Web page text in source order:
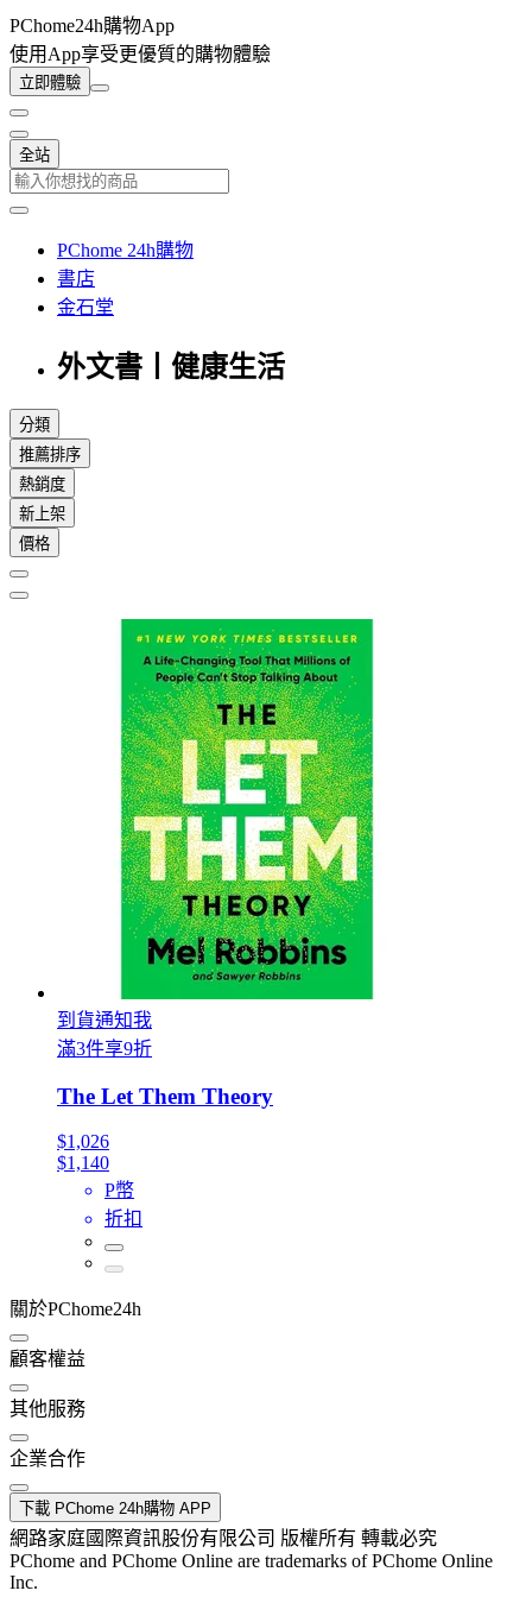
PChome24h購物App
使用App享受更優質的購物體驗
立即體驗
全站
PChome 24h購物
書店
金石堂
外文書丨健康生活
分類
推薦排序
熱銷度
新上架
價格
到貨通知我
滿3件享9折
The Let Them Theory
$1,026
$1,140
P幣
折扣
關於PChome24h
顧客權益
其他服務
企業合作
下載 PChome 24h購物 APP
網路家庭國際資訊股份有限公司 版權所有 轉載必究
PChome and PChome Online are trademarks of PChome Online
Inc.